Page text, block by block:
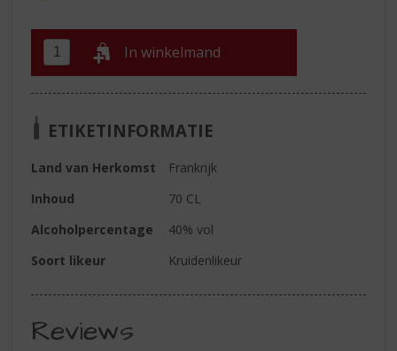
In winkelmand
ETIKETINFORMATIE
Land van Herkomst
Frankrijk
Inhoud
70 CL
Alcoholpercentage
40% vol
Soort likeur
Kruidenlikeur
Reviews